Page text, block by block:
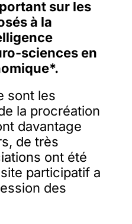
sur les
à la
sciences en
sont les
la procréation
davantage
de très
ont été
participatif a
des